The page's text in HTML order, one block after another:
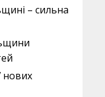
– сильна
нових